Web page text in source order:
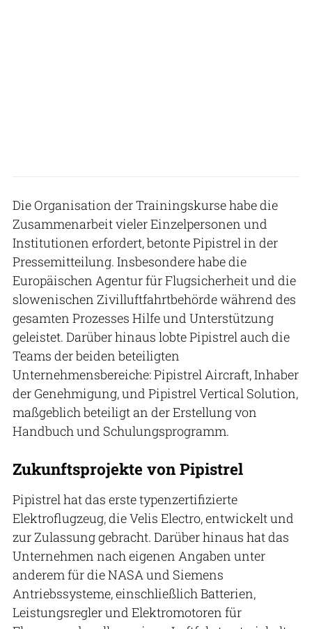
Die Organisation der Trainingskurse habe die
Zusammenarbeit vieler Einzelpersonen und
Institutionen erfordert, betonte Pipistrel in der
Pressemitteilung. Insbesondere habe die
Europäischen Agentur für Flugsicherheit und die
slowenischen Zivilluftfahrtbehörde während des
gesamten Prozesses Hilfe und Unterstützung
geleistet. Darüber hinaus lobte Pipistrel auch die
Teams der beiden beteiligten
Unternehmensbereiche: Pipistrel Aircraft, Inhaber
der Genehmigung, und Pipistrel Vertical Solution,
maßgeblich beteiligt an der Erstellung von
Handbuch und Schulungsprogramm.
Zukunftsprojekte von Pipistrel
Pipistrel hat das erste typenzertifizierte
Elektroflugzeug, die Velis Electro, entwickelt und
zur Zulassung gebracht. Darüber hinaus hat das
Unternehmen nach eigenen Angaben unter
anderem für die NASA und Siemens
Antriebssysteme, einschließlich Batterien,
Leistungsregler und Elektromotoren für